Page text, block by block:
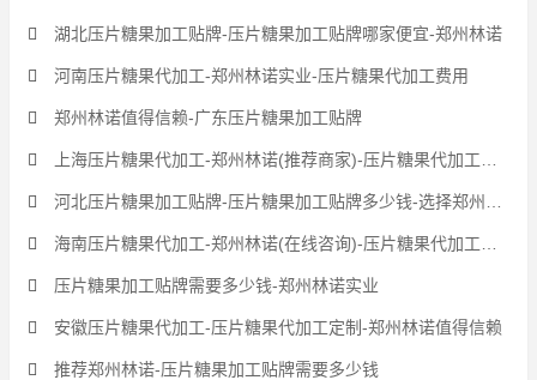
湖北压片糖果加工贴牌-压片糖果加工贴牌哪家便宜-郑州林诺
河南压片糖果代加工-郑州林诺实业-压片糖果代加工费用
郑州林诺值得信赖-广东压片糖果加工贴牌
上海压片糖果代加工-郑州林诺(推荐商家)-压片糖果代加工价格
河北压片糖果加工贴牌-压片糖果加工贴牌多少钱-选择郑州林诺
海南压片糖果代加工-郑州林诺(在线咨询)-压片糖果代加工价钱
压片糖果加工贴牌需要多少钱-郑州林诺实业
安徽压片糖果代加工-压片糖果代加工定制-郑州林诺值得信赖
推荐郑州林诺-压片糖果加工贴牌需要多少钱